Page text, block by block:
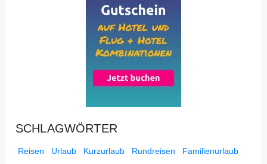
SCHLAGWÖRTER
Reisen Urlaub Kurzurlaub Rundreisen
Familienurlaub